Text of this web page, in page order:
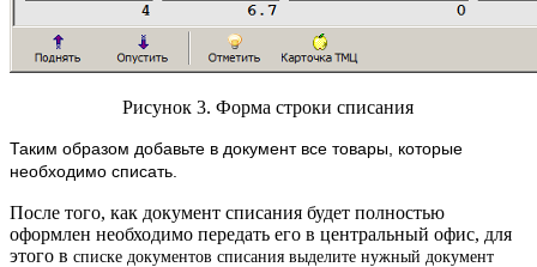
Рисунок 3. Форма строки списания
Таким образом добавьте в документ все товары, которые
необходимо списать.
После того, как документ списания будет полностью
оформлен необходимо передать его в центральный офис, для
этого в списке документов списания выделите нужный документ